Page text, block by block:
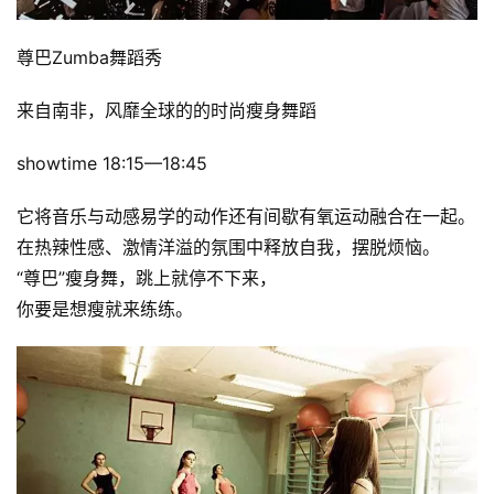
尊巴Zumba舞蹈秀
来自南非，风靡全球的的时尚瘦身舞蹈
showtime 18:15—18:45
它将音乐与动感易学的动作还有间歇有氧运动融合在一起。
在热辣性感、激情洋溢的氛围中释放自我，摆脱烦恼。
“尊巴”瘦身舞，跳上就停不下来，
你要是想瘦就来练练。